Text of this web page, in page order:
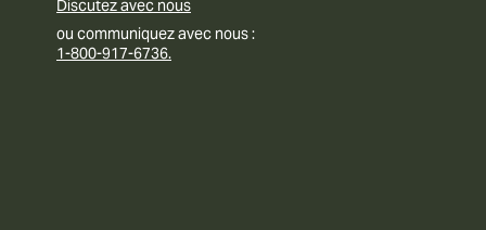
Discutez avec nous
ou communiquez avec nous :
1-800-917-6736.